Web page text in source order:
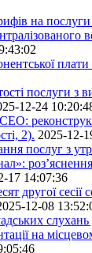
на послуги
послуги з
12-24
2). 2025-12-
послуг з
17 14:07:36
другої сесії
12-08
слухань
на